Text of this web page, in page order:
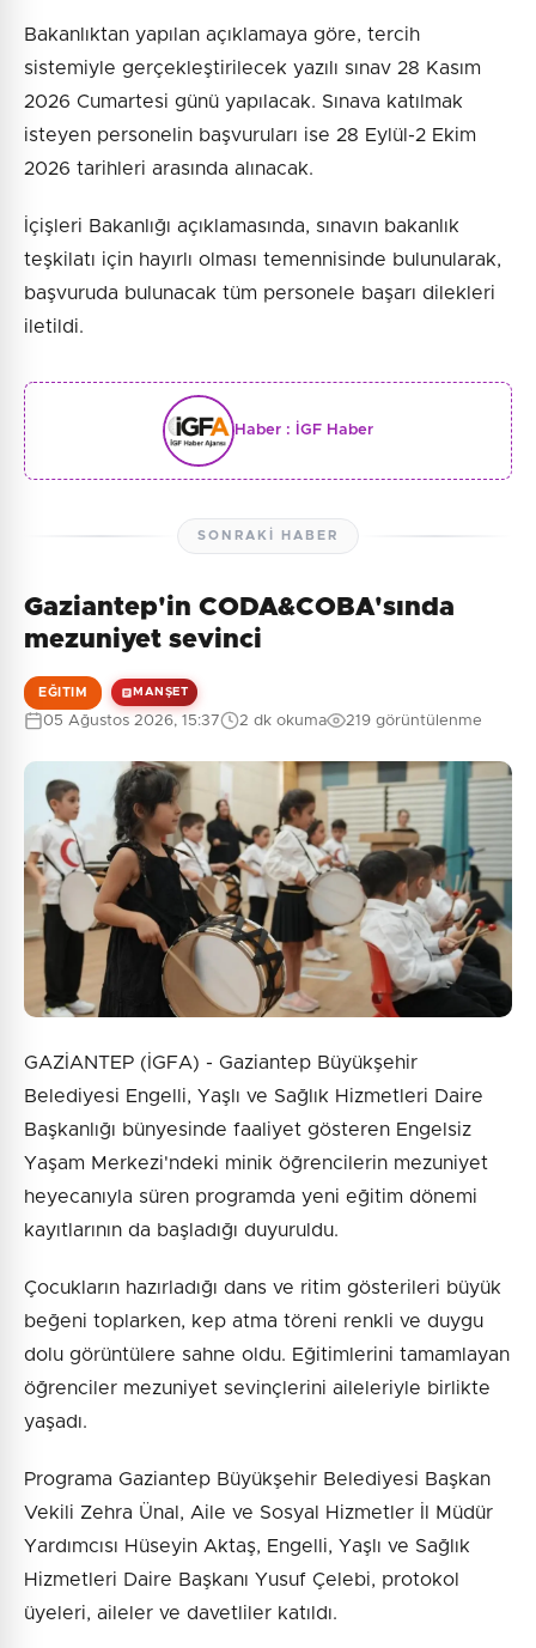
Bakanlıktan yapılan açıklamaya göre, tercih
sistemiyle gerçekleştirilecek yazılı sınav 28 Kasım
2026 Cumartesi günü yapılacak. Sınava katılmak
isteyen personelin başvuruları ise 28 Eylül-2 Ekim
2026 tarihleri arasında alınacak.
İçişleri Bakanlığı açıklamasında, sınavın bakanlık
teşkilatı için hayırlı olması temennisinde bulunularak,
başvuruda bulunacak tüm personele başarı dilekleri
iletildi.
Haber : İGF Haber
SONRAKI HABER
Gaziantep'in CODA&COBA'sında
mezuniyet sevinci
EĞITIM MANŞET
05 Ağustos 2026, 15:37 2 dk okuma 219 görüntülenme
GAZİANTEP (İGFA) - Gaziantep Büyükşehir
Belediyesi Engelli, Yaşlı ve Sağlık Hizmetleri Daire
Başkanlığı bünyesinde faaliyet gösteren Engelsiz
Yaşam Merkezi'ndeki minik öğrencilerin mezuniyet
heyecanıyla süren programda yeni eğitim dönemi
kayıtlarının da başladığı duyuruldu.
Çocukların hazırladığı dans ve ritim gösterileri büyük
beğeni toplarken, kep atma töreni renkli ve duygu
dolu görüntülere sahne oldu. Eğitimlerini tamamlayan
öğrenciler mezuniyet sevinçlerini aileleriyle birlikte
yaşadı.
Programa Gaziantep Büyükşehir Belediyesi Başkan
Vekili Zehra Ünal, Aile ve Sosyal Hizmetler İl Müdür
Yardımcısı Hüseyin Aktaş, Engelli, Yaşlı ve Sağlık
Hizmetleri Daire Başkanı Yusuf Çelebi, protokol
üyeleri, aileler ve davetliler katıldı.